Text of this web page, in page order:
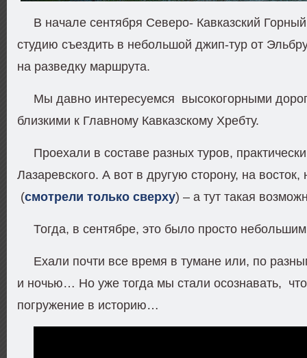
В начале сентября Северо- Кавказский
студию съездить в небольшой джип-тур от
на разведку маршрута.
Мы давно интересуемся высокогорными
близкими к Главному Кавказскому Хребту.
Проехали в составе разных туров,
Лазаревского. А вот в другую сторону, на восток,
(смотрели только сверху) – а тут такая
Тогда, в сентябре, это было просто
Ехали почти все время в тумане или, по
и ночью… Но уже тогда мы стали осознавать,
погружение в историю…